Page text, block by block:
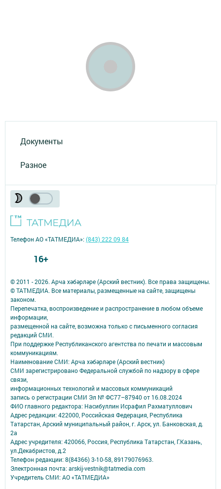
Документы
Разное
© 2011 - 2026. Арча хәбәрләре (Арский вестник). Все права защищены.
© ТАТМЕДИА. Все материалы, размещенные на сайте, защищены
законом.
Перепечатка, воспроизведение и распространение в любом объеме
информации,
размещенной на сайте, возможна только с письменного согласия
редакций СМИ.
При поддержке Республиканского агентства по печати и массовым
коммуникациям.
Наименование СМИ: Арча хәбәрләре (Арский вестник)
СМИ зарегистрировано Федеральной службой по надзору в сфере
связи,
информационных технологий и массовых коммуникаций
запись о регистрации СМИ Эл № ФС77–87940 от 16.08.2024
ФИО главного редактора: Насибуллин Исрафил Рахматуллович
Адрес редакции: 422000, Российская Федерация, Республика
Татарстан, Арский муниципальный район, г. Арск, ул. Банковская, д.
2а
Адрес учредителя: 420066, Россия, Республика Татарстан, Г.Казань,
ул.Декабристов, д.2
Телефон редакции: 8(84366) 3-10-58, 89179076963.
Электронная почта: arskij-vestnik@tatmedia.com
Учредитель СМИ: АО «ТАТМЕДИА»
Телефон АО «ТАТМЕДИА»:(843) 222 09 84
16+